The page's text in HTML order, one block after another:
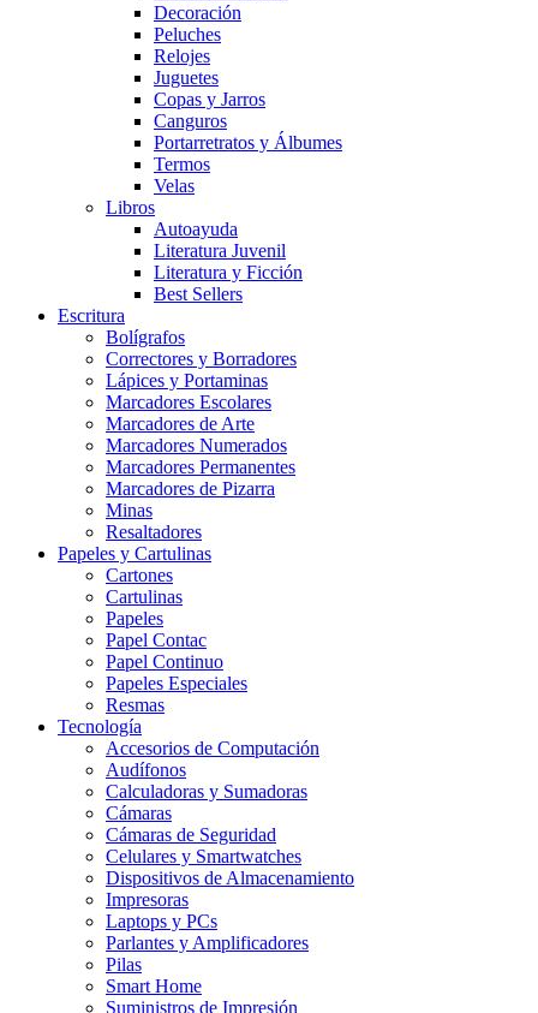
Decoración
Peluches
Relojes
Juguetes
Copas y Jarros
Canguros
Portarretratos y Álbumes
Termos
Velas
Libros
Autoayuda
Literatura Juvenil
Literatura y Ficción
Best Sellers
Escritura
Bolígrafos
Correctores y Borradores
Lápices y Portaminas
Marcadores Escolares
Marcadores de Arte
Marcadores Numerados
Marcadores Permanentes
Marcadores de Pizarra
Minas
Resaltadores
Papeles y Cartulinas
Cartones
Cartulinas
Papeles
Papel Contac
Papel Continuo
Papeles Especiales
Resmas
Tecnología
Accesorios de Computación
Audífonos
Calculadoras y Sumadoras
Cámaras
Cámaras de Seguridad
Celulares y Smartwatches
Dispositivos de Almacenamiento
Impresoras
Laptops y PCs
Parlantes y Amplificadores
Pilas
Smart Home
Suministros de Impresión